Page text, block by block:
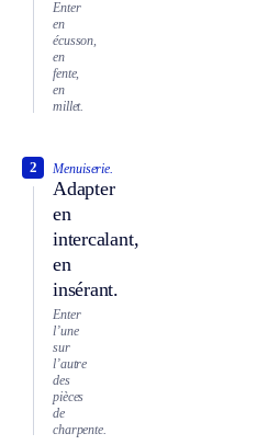
Enter
en
écusson,
en
fente,
en
millet.
Menuiserie.
Adapter
en
intercalant,
en
insérant.
2
Enter
l’une
sur
l’autre
des
pièces
de
charpente.